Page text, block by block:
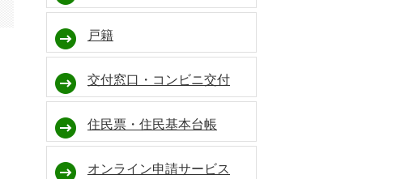
戸籍
交付窓口・コンビニ交付
住民票・住民基本台帳
オンライン申請サービス